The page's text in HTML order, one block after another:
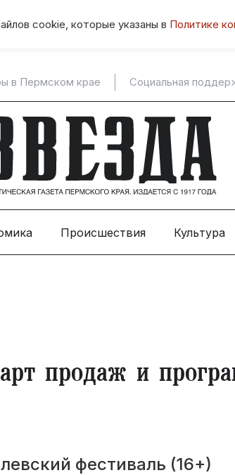
cookie, которые указаны в Политике
в Пермском крае Социальная
Происшествия Культура
продаж и
фестиваль (16+)